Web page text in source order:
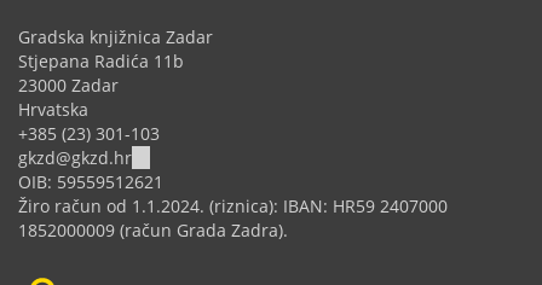
Gradska knjižnica Zadar
Stjepana Radića 11b
23000 Zadar
Hrvatska
+385 (23) 301-103
gkzd@gkzd.hr
sends
e-
mail)
OIB: 59559512621
Žiro račun od 1.1.2024. (riznica): IBAN: HR59 2407000
1852000009 (račun Grada Zadra).